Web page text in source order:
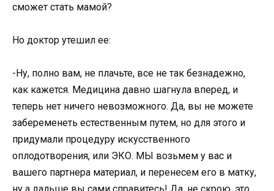
сможет стать мамой?
Но доктор утешил ее:
-Ну, полно вам, не плачьте, все не так безнадежно,
как кажется. Медицина давно шагнула вперед, и
теперь нет ничего невозможного. Да, вы не можете
забеременеть естественным путем, но для этого и
придумали процедуру искусственного
оплодотворения, или ЭКО. МЫ возьмем у вас и
вашего партнера материал, и перенесем его в матку,